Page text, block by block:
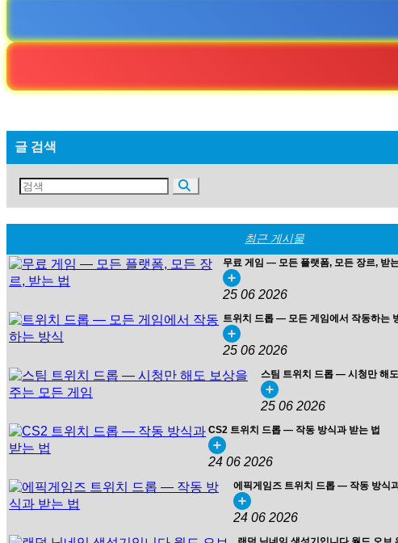
글 검색
최근 게시물
무료 게임 — 모든 플랫폼, 모든 장르, 받
25 06 2026
트위치 드롭 — 모든 게임에서 작동하는
25 06 2026
스팀 트위치 드롭 — 시청만 해
25 06 2026
CS2 트위치 드롭 — 작동 방식과 받는 법
24 06 2026
에픽게임즈 트위치 드롭 — 작동 방식
24 06 2026